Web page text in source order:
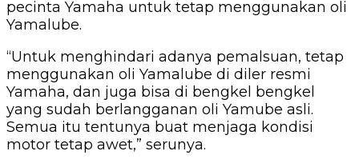
pecinta Yamaha untuk tetap menggunakan oli
Yamalube.
“Untuk menghindari adanya pemalsuan, tetap
menggunakan oli Yamalube di diler resmi
Yamaha, dan juga bisa di bengkel bengkel
yang sudah berlangganan oli Yamube asli.
Semua itu tentunya buat menjaga kondisi
motor tetap awet,” serunya.